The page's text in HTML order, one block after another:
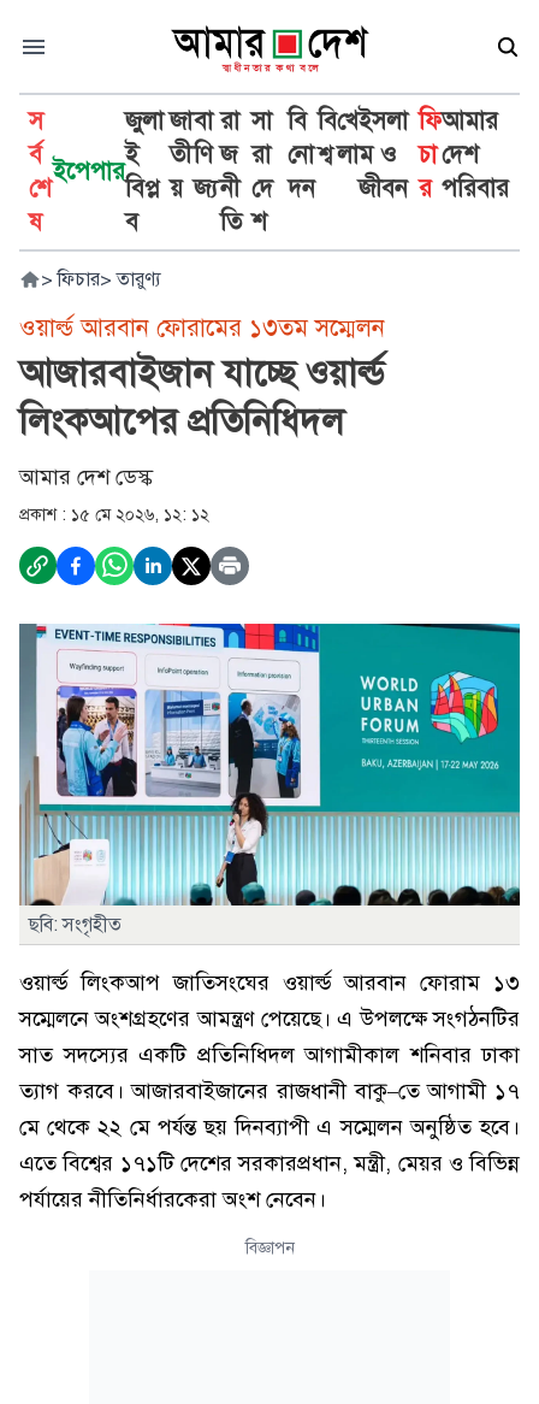
স
র্ব
শে
ষ
ইপেপার
জুলা
ই
বিপ্ল
ব
জা
তী
য়
বা
ণি
জ্য
রা
জ
নী
তি
সা
রা
দে
শ
বি
নো
দন
বি
শ্ব
খে
লা
ইসলা
ম ও
জীবন
ফি
চা
র
আমার
দেশ
পরিবার
> ফিচার> তারুণ্য
ওয়ার্ল্ড আরবান ফোরামের ১৩তম সম্মেলন
আজারবাইজান যাচ্ছে ওয়ার্ল্ড
লিংকআপের প্রতিনিধিদল
আমার দেশ ডেস্ক
প্রকাশ : ১৫ মে ২০২৬, ১২: ১২
ছবি: সংগৃহীত
ওয়ার্ল্ড লিংকআপ জাতিসংঘের ওয়ার্ল্ড আরবান ফোরাম ১৩
সম্মেলনে অংশগ্রহণের আমন্ত্রণ পেয়েছে। এ উপলক্ষে সংগঠনটির
সাত সদস্যের একটি প্রতিনিধিদল আগামীকাল শনিবার ঢাকা
ত্যাগ করবে। আজারবাইজানের রাজধানী বাকু–তে আগামী ১৭
মে থেকে ২২ মে পর্যন্ত ছয় দিনব্যাপী এ সম্মেলন অনুষ্ঠিত হবে।
এতে বিশ্বের ১৭১টি দেশের সরকারপ্রধান, মন্ত্রী, মেয়র ও বিভিন্ন
পর্যায়ের নীতিনির্ধারকেরা অংশ নেবেন।
বিজ্ঞাপন